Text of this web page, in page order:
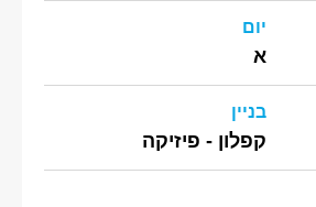
יום
א
בניין
קפלון - פיזיקה